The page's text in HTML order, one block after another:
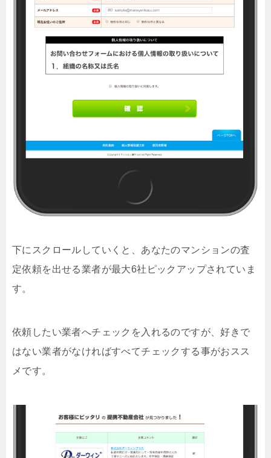
下にスクロールしていくと、あなたのマンションの査
定依頼を出せる業者が最大6社ピックアップされていま
す。
依頼したい業者へチェックを入れるのですが、好きで
はない業者がなければすべてチェックする事がおスス
メです。